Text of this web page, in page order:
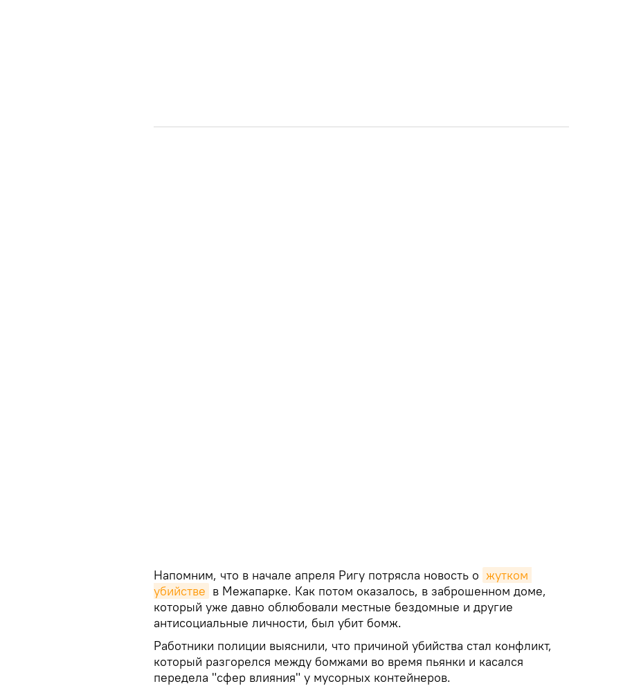
Напомним, что в начале апреля Ригу потрясла новость о жутком
убийстве в Межапарке. Как потом оказалось, в заброшенном доме,
который уже давно облюбовали местные бездомные и другие
антисоциальные личности, был убит бомж.
Работники полиции выяснили, что причиной убийства стал конфликт,
который разгорелся между бомжами во время пьянки и касался
передела "сфер влияния" у мусорных контейнеров.